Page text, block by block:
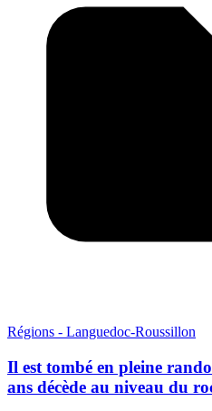
Régions - Languedoc-Roussillon
Il est tombé en pleine
ans décède au niveau du